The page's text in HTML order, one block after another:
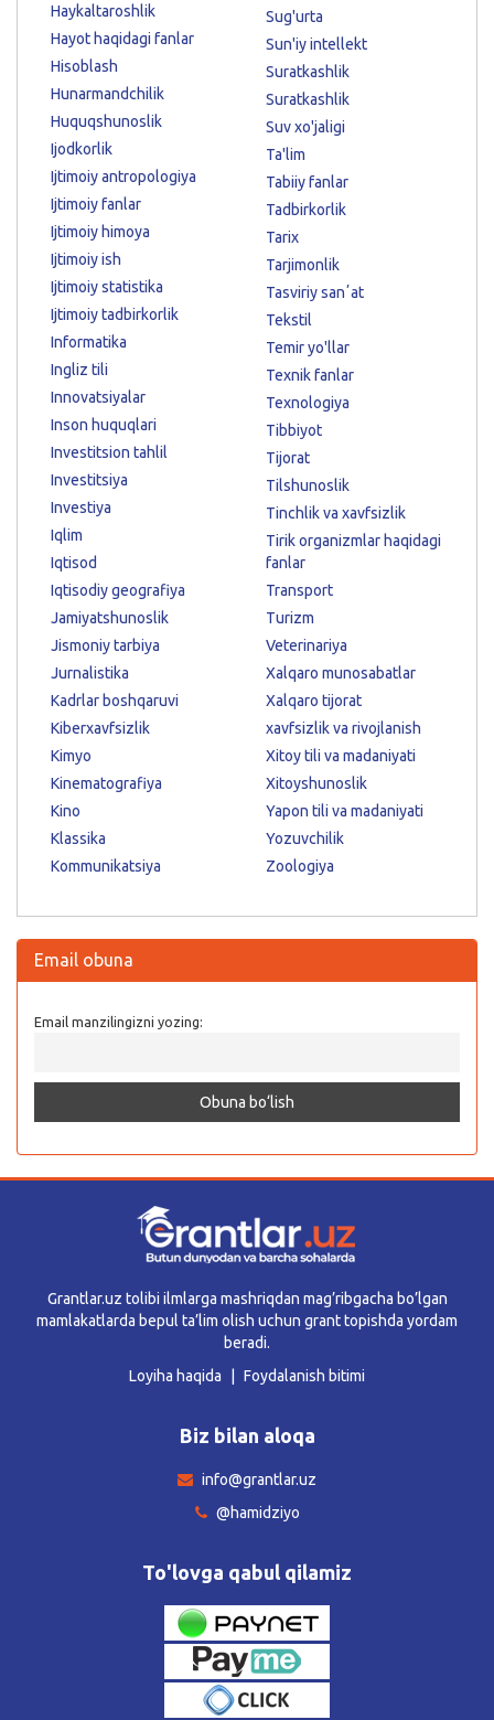
Haykaltaroshlik
Hayot haqidagi fanlar
Hisoblash
Hunarmandchilik
Huquqshunoslik
Ijodkorlik
Ijtimoiy antropologiya
Ijtimoiy fanlar
Ijtimoiy himoya
Ijtimoiy ish
Ijtimoiy statistika
Ijtimoiy tadbirkorlik
Informatika
Ingliz tili
Innovatsiyalar
Inson huquqlari
Investitsion tahlil
Investitsiya
Investiya
Iqlim
Iqtisod
Iqtisodiy geografiya
Jamiyatshunoslik
Jismoniy tarbiya
Jurnalistika
Kadrlar boshqaruvi
Kiberxavfsizlik
Kimyo
Kinematografiya
Kino
Klassika
Kommunikatsiya
Sug'urta
Sun'iy intellekt
Suratkashlik
Suratkashlik
Suv xo'jaligi
Ta'lim
Tabiiy fanlar
Tadbirkorlik
Tarix
Tarjimonlik
Tasviriy sanʼat
Tekstil
Temir yo'llar
Texnik fanlar
Texnologiya
Tibbiyot
Tijorat
Tilshunoslik
Tinchlik va xavfsizlik
Tirik organizmlar haqidagi
fanlar
Transport
Turizm
Veterinariya
Xalqaro munosabatlar
Xalqaro tijorat
xavfsizlik va rivojlanish
Xitoy tili va madaniyati
Xitoyshunoslik
Yapon tili va madaniyati
Yozuvchilik
Zoologiya
Email obuna
Email manzilingizni yozing:
Grantlar.uz tolibi ilmlarga mashriqdan mag’ribgacha bo’lgan
mamlakatlarda bepul ta’lim olish uchun grant topishda yordam
beradi.
Loyiha haqida
Foydalanish bitimi
Biz bilan aloqa
info@grantlar.uz
@hamidziyo
To'lovga qabul qilamiz